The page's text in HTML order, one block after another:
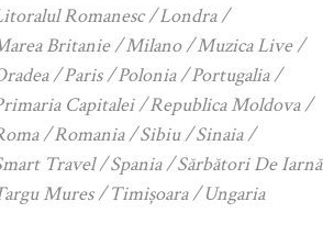
Romanesc
Londra
Britanie
Milano
Muzica Live
Paris Polonia
Portugalia
Capitalei
Republica Moldova
Romania Sibiu
Sinaia
Travel
Spania
Sărbători De Iarnă
Mures
Timișoara Ungaria